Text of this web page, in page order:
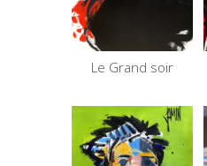
Le Grand soir